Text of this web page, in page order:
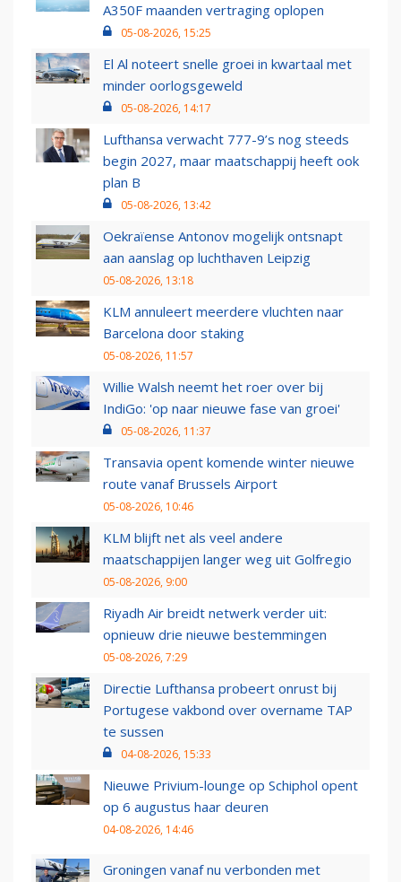
A350F maanden vertraging oplopen
05-08-2026, 15:25
El Al noteert snelle groei in kwartaal met
minder oorlogsgeweld
05-08-2026, 14:17
Lufthansa verwacht 777-9’s nog steeds
begin 2027, maar maatschappij heeft ook
plan B
05-08-2026, 13:42
Oekraïense Antonov mogelijk ontsnapt
aan aanslag op luchthaven Leipzig
05-08-2026, 13:18
KLM annuleert meerdere vluchten naar
Barcelona door staking
05-08-2026, 11:57
Willie Walsh neemt het roer over bij
IndiGo: 'op naar nieuwe fase van groei'
05-08-2026, 11:37
Transavia opent komende winter nieuwe
route vanaf Brussels Airport
05-08-2026, 10:46
KLM blijft net als veel andere
maatschappijen langer weg uit Golfregio
05-08-2026, 9:00
Riyadh Air breidt netwerk verder uit:
opnieuw drie nieuwe bestemmingen
05-08-2026, 7:29
Directie Lufthansa probeert onrust bij
Portugese vakbond over overname TAP
te sussen
04-08-2026, 15:33
Nieuwe Privium-lounge op Schiphol opent
op 6 augustus haar deuren
04-08-2026, 14:46
Groningen vanaf nu verbonden met